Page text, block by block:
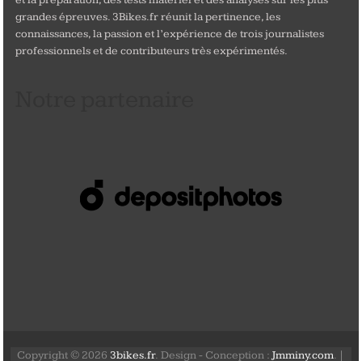
grandes épreuves. 3Bikes.fr réunit la pertinence, les
connaissances, la passion et l’expérience de trois journalistes
professionnels et de contributeurs très expérimentés.
Copyright © 2026 3bikes.fr. Design - Conception :Jmminy.com. |